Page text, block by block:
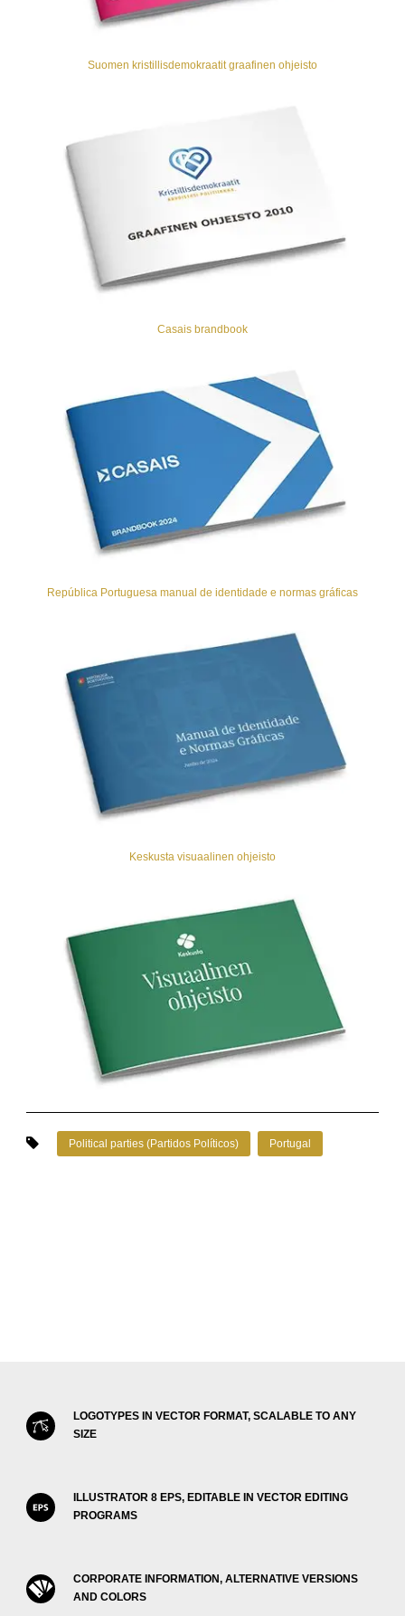
Suomen kristillisdemokraatit graafinen ohjeisto
Casais brandbook
República Portuguesa manual de identidade e normas gráficas
Keskusta visuaalinen ohjeisto
Political parties (Partidos Políticos) Portugal
LOGOTYPES IN VECTOR FORMAT, SCALABLE TO ANY
SIZE
ILLUSTRATOR 8 EPS, EDITABLE IN VECTOR EDITING
PROGRAMS
CORPORATE INFORMATION, ALTERNATIVE VERSIONS
AND COLORS